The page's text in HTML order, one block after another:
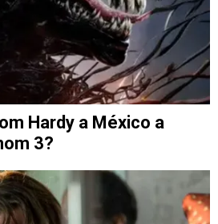
Hardy a México a
3?